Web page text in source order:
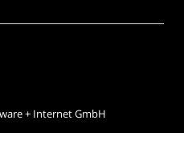
+ Internet GmbH